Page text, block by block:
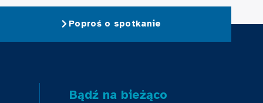
Poproś o spotkanie
Bądź na bieżąco